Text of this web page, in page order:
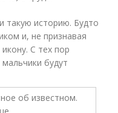
такую историю. Будто
и, не признавая
С тех пор
будут